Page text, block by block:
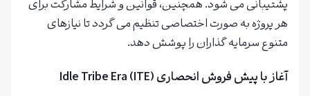
پشتیبانی می‌ شود. همچنین، قوانین و شرایط مشارکت برای
هر پروژه به‌ صورت اختصاصی تنظیم می‌ گردد تا نیازهای
متنوع سرمایه‌ گذاران را پوشش دهد.
آغاز با پیش‌ فروش انحصاری Idle Tribe Era (ITE)